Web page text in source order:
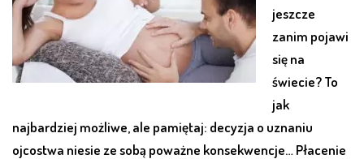
jeszcze
zanim pojawi
się na
świecie? To
jak
najbardziej możliwe, ale pamiętaj: decyzja o uznaniu
ojcostwa niesie ze sobą poważne konsekwencje… Płacenie